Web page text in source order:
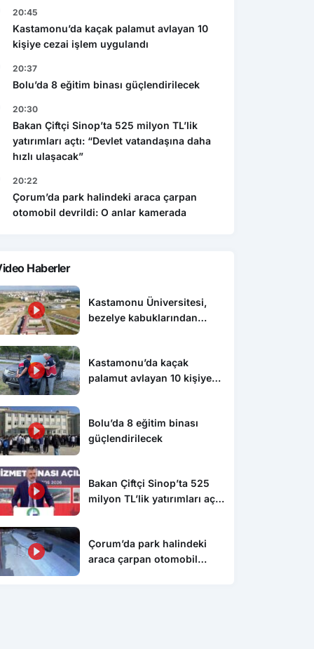
20:45
Kastamonu’da kaçak palamut avlayan 10
kişiye cezai işlem uygulandı
20:37
Bolu’da 8 eğitim binası güçlendirilecek
20:30
Bakan Çiftçi Sinop’ta 525 milyon TL’lik
yatırımları açtı: “Devlet vatandaşına daha
hızlı ulaşacak”
20:22
Çorum’da park halindeki araca çarpan
otomobil devrildi: O anlar kamerada
Haberler
Kastamonu Üniversitesi,
bezelye kabuklarından
Kastamonu’da kaçak
palamut avlayan 10 kişiye
Bolu’da 8 eğitim binası
güçlendirilecek
Bakan Çiftçi Sinop’ta 525
milyon TL’lik yatırımları açtı:
Çorum’da park halindeki
araca çarpan otomobil